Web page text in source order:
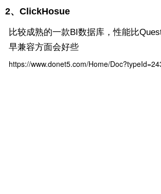
2、ClickHosue
比较成熟的一款BI数据库，性能比
早兼容方面会好些
https://www.donet5.com/Home/